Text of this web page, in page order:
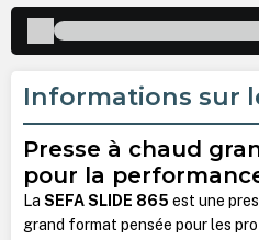
Informations sur
Presse à chaud
pour la
La SEFA SLIDE 865 est une
grand format pensée pour les